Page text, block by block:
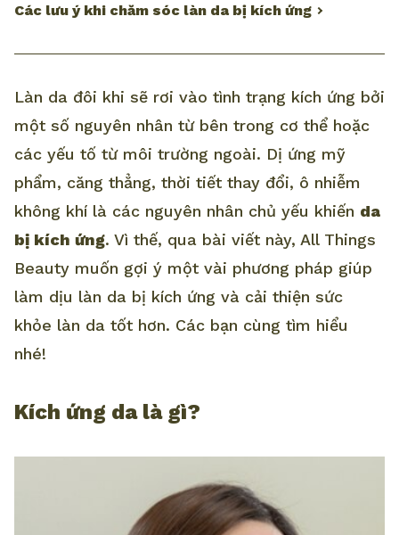
Các lưu ý khi chăm sóc làn da bị kích ứng
Làn da đôi khi sẽ rơi vào tình trạng kích ứng bởi
một số nguyên nhân từ bên trong cơ thể hoặc
các yếu tố từ môi trường ngoài. Dị ứng mỹ
phẩm, căng thẳng, thời tiết thay đổi, ô nhiễm
không khí là các nguyên nhân chủ yếu khiến da
bị kích ứng. Vì thế, qua bài viết này, All Things
Beauty muốn gợi ý một vài phương pháp giúp
làm dịu làn da bị kích ứng và cải thiện sức
khỏe làn da tốt hơn. Các bạn cùng tìm hiểu
nhé!
Kích ứng da là gì?